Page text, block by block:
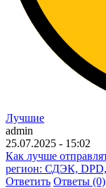
Лучшие
admin
25.07.2025 - 15:02
Как лучше
регион: СДЭК,
Ответить Ответы (0)